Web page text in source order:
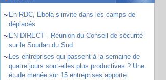
~ En RDC, Ebola s’invite dans les camps de
déplacés
~ EN DIRECT - Réunion du Conseil de sécurité
sur le Soudan du Sud
~ Les entreprises qui passent à la semaine de
quatre jours sont-elles plus productives ? Une
étude menée sur 15 entreprises apporte